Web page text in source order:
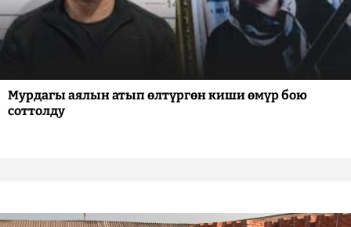
Мурдагы аялын атып өлтүргөн киши өмүр бою
соттолду